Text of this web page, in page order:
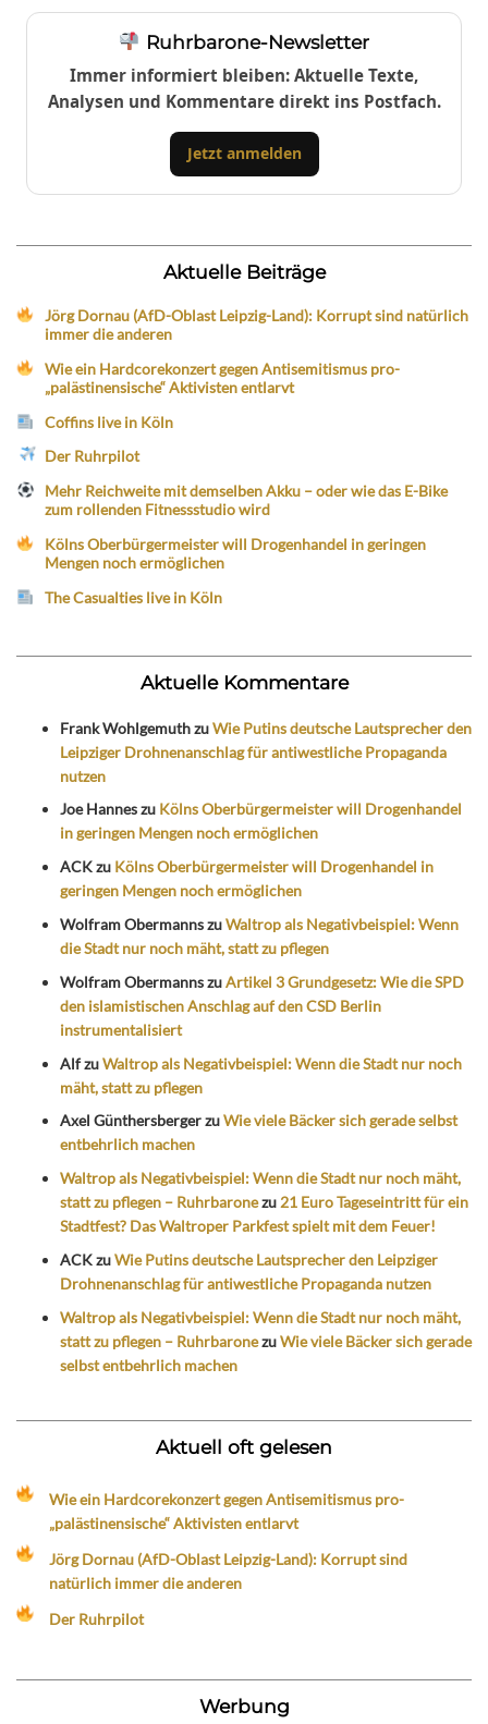
Ruhrbarone-Newsletter
Immer informiert bleiben: Aktuelle Texte,
Analysen und Kommentare direkt ins Postfach.
Jetzt anmelden
Aktuelle Beiträge
Jörg Dornau (AfD-Oblast Leipzig-Land): Korrupt sind natürlich
immer die anderen
Wie ein Hardcorekonzert gegen Antisemitismus pro-
„palästinensische“ Aktivisten entlarvt
Coffins live in Köln
Der Ruhrpilot
Mehr Reichweite mit demselben Akku – oder wie das E-Bike
zum rollenden Fitnessstudio wird
Kölns Oberbürgermeister will Drogenhandel in geringen
Mengen noch ermöglichen
The Casualties live in Köln
Aktuelle Kommentare
Frank WohlgemuthzuWie Putins deutsche Lautsprecher den
Leipziger Drohnenanschlag für antiwestliche Propaganda
nutzen
Joe Hanneszu Kölns Oberbürgermeister will Drogenhandel
in geringen Mengen noch ermöglichen
ACKzu Kölns Oberbürgermeister will Drogenhandel in
geringen Mengen noch ermöglichen
Wolfram ObermannszuWaltrop als Negativbeispiel: Wenn
die Stadt nur noch mäht, statt zu pflegen
Wolfram ObermannszuArtikel 3 Grundgesetz: Wie die SPD
den islamistischen Anschlag auf den CSD Berlin
instrumentalisiert
AlfzuWaltrop als Negativbeispiel: Wenn die Stadt nur noch
mäht, statt zu pflegen
Axel GünthersbergerzuWie viele Bäcker sich gerade selbst
entbehrlich machen
Waltrop als Negativbeispiel: Wenn die Stadt nur noch mäht,
statt zu pflegen – Ruhrbaronezu 21 Euro Tageseintritt für ein
Stadtfest? Das Waltroper Parkfest spielt mit dem Feuer!
ACKzuWie Putins deutsche Lautsprecher den Leipziger
Drohnenanschlag für antiwestliche Propaganda nutzen
Waltrop als Negativbeispiel: Wenn die Stadt nur noch mäht,
statt zu pflegen – RuhrbaronezuWie viele Bäcker sich gerade
selbst entbehrlich machen
Aktuell oft gelesen
Wie ein Hardcorekonzert gegen Antisemitismus pro-
„palästinensische“ Aktivisten entlarvt
Jörg Dornau (AfD-Oblast Leipzig-Land): Korrupt sind
natürlich immer die anderen
Der Ruhrpilot
Werbung